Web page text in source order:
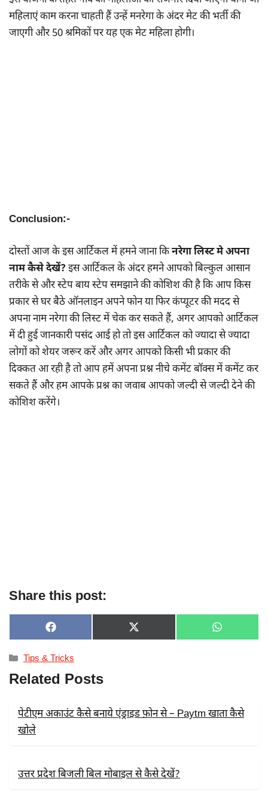
महिलाएं काम करना चाहती हैं उन्हें मनरेगा के अंदर मेट की भर्ती की
जाएगी और 50 श्रमिकों पर यह एक मेट महिला होगी।
Conclusion:-
दोस्तों आज के इस आर्टिकल में हमने जाना किनरेगा लिस्ट मे अपना
नाम कैसे देखें?इस आर्टिकल के अंदर हमने आपको बिल्कुल आसान
तरीके से और स्टेप बाय स्टेप समझाने की कोशिश की है कि आप किस
प्रकार से घर बैठे ऑनलाइन अपने फोन या फिर कंप्यूटर की मदद से
अपना नाम नरेगा की लिस्ट में चेक कर सकते हैं, अगर आपको आर्टिकल
में दी हुई जानकारी पसंद आई हो तो इस आर्टिकल को ज्यादा से ज्यादा
लोगों को शेयर जरूर करें और अगर आपको किसी भी प्रकार की
दिक्कत आ रही है तो आप हमें अपना प्रश्न नीचे कमेंट बॉक्स में कमेंट कर
सकते हैं और हम आपके प्रश्न का जवाब आपको जल्दी से जल्दी देने की
कोशिश करेंगे।
Share this post:
SHARE
ON
F
A
C
E
B
O
SHARE
ON
X
(
R
SHARE
ON
W
H
Categories
Tips & Tricks
Related Posts
पेटीएम अकाउंट कैसे बनाये एंड्राइड फ़ोन से – Paytm खाता कैसे
खोले
उत्तर प्रदेश बिजली बिल मोबाइल से कैसे देखें?